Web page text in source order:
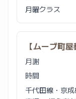
月曜クラス
【ムーブ町
月謝
時間
千代田線・京